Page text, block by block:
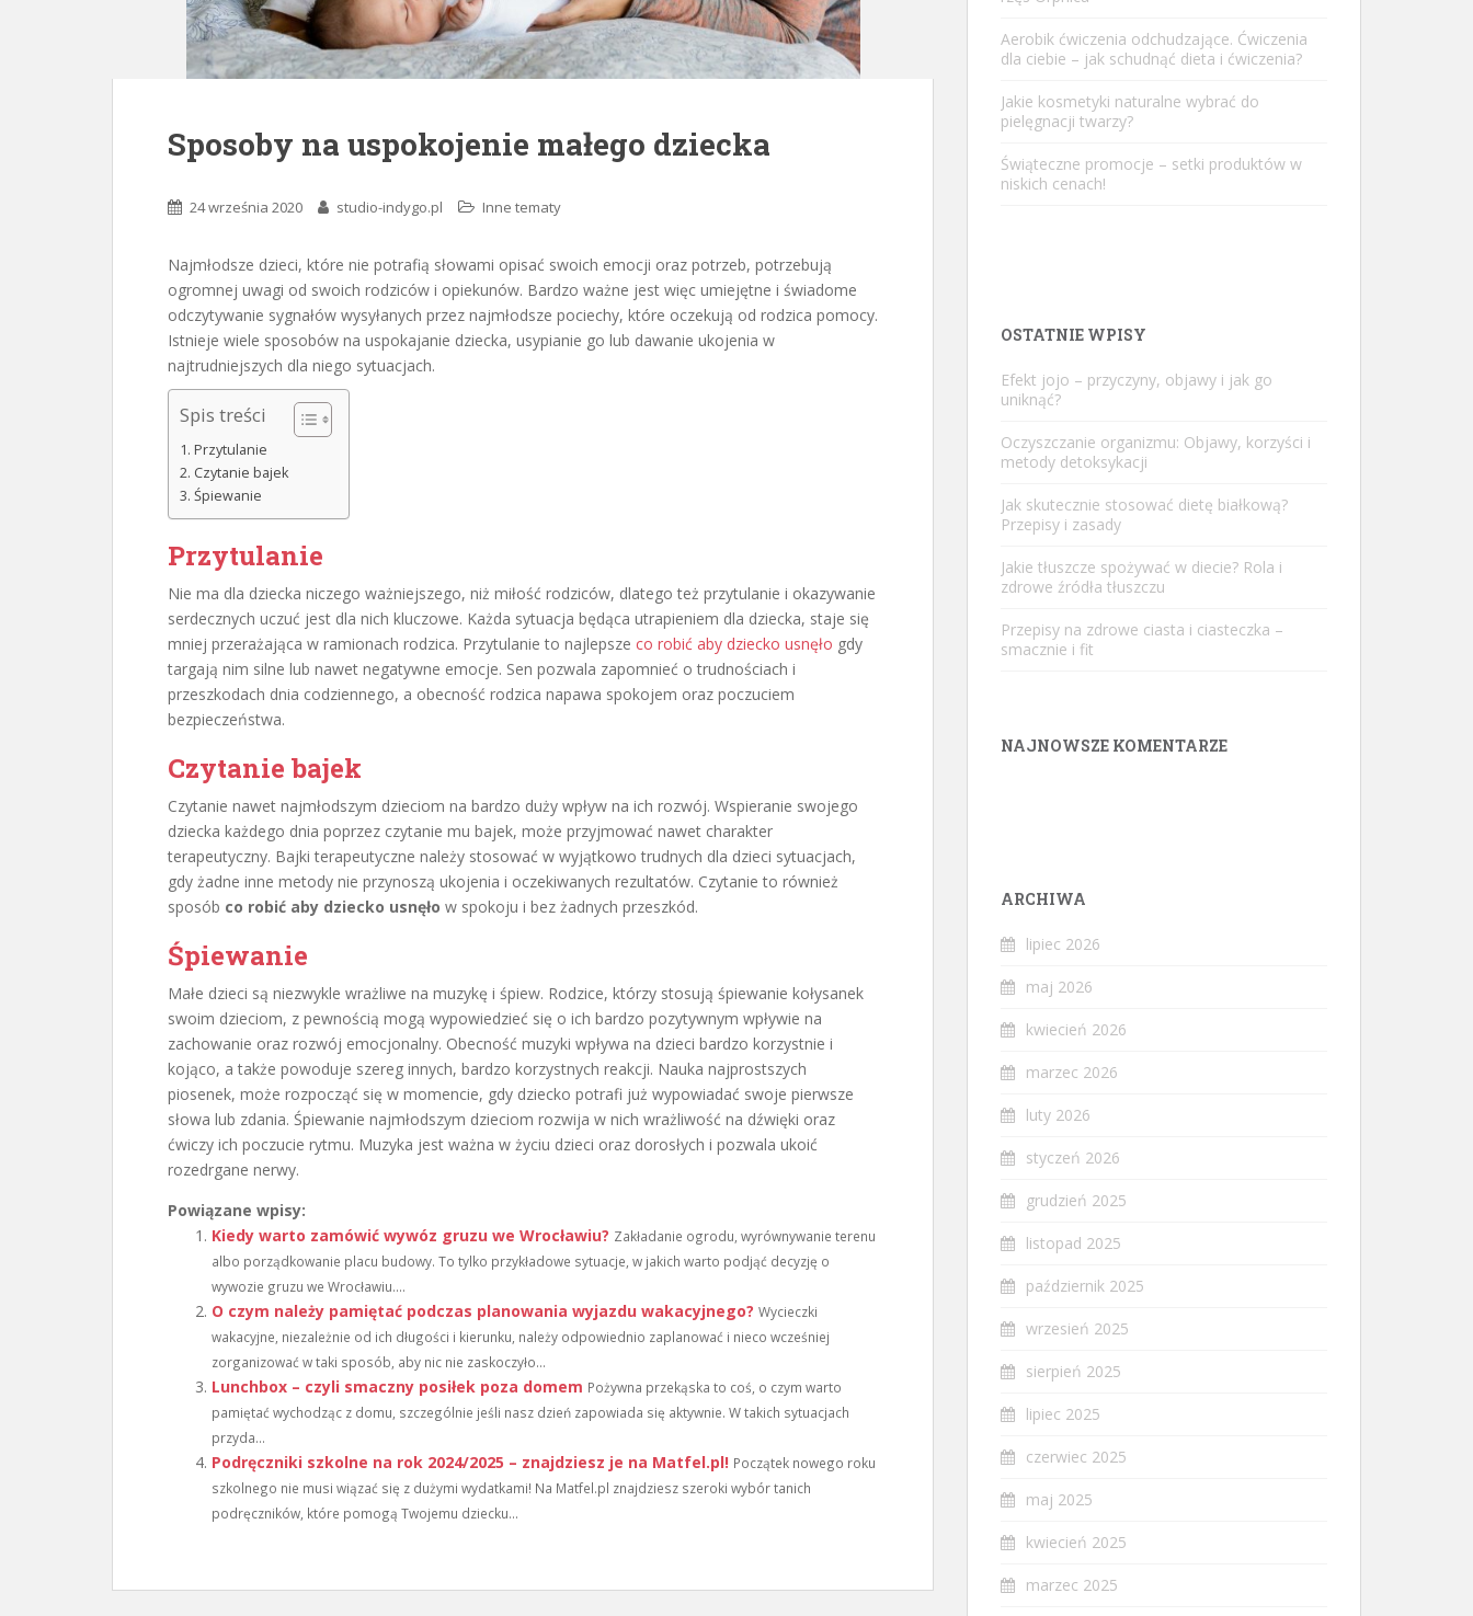
Sposoby na uspokojenie małego dziecka
24 września 2020 studio-indygo.pl Inne tematy
Najmłodsze dzieci, które nie potrafią słowami opisać swoich emocji oraz potrzeb, potrzebują
ogromnej uwagi od swoich rodziców i opiekunów. Bardzo ważne jest więc umiejętne i świadome
odczytywanie sygnałów wysyłanych przez najmłodsze pociechy, które oczekują od rodzica pomocy.
Istnieje wiele sposobów na uspokajanie dziecka, usypianie go lub dawanie ukojenia w
najtrudniejszych dla niego sytuacjach.
Spis treści
Przytulanie
Czytanie bajek
Śpiewanie
Przytulanie
Nie ma dla dziecka niczego ważniejszego, niż miłość rodziców, dlatego też przytulanie i okazywanie
serdecznych uczuć jest dla nich kluczowe. Każda sytuacja będąca utrapieniem dla dziecka, staje się
mniej przerażająca w ramionach rodzica. Przytulanie to najlepsze co robić aby dziecko usnęło gdy
targają nim silne lub nawet negatywne emocje. Sen pozwala zapomnieć o trudnościach i
przeszkodach dnia codziennego, a obecność rodzica napawa spokojem oraz poczuciem
bezpieczeństwa.
Czytanie bajek
Czytanie nawet najmłodszym dzieciom na bardzo duży wpływ na ich rozwój. Wspieranie swojego
dziecka każdego dnia poprzez czytanie mu bajek, może przyjmować nawet charakter
terapeutyczny. Bajki terapeutyczne należy stosować w wyjątkowo trudnych dla dzieci sytuacjach,
gdy żadne inne metody nie przynoszą ukojenia i oczekiwanych rezultatów. Czytanie to również
sposób co robić aby dziecko usnęło w spokoju i bez żadnych przeszkód.
Śpiewanie
Małe dzieci są niezwykle wrażliwe na muzykę i śpiew. Rodzice, którzy stosują śpiewanie kołysanek
swoim dzieciom, z pewnością mogą wypowiedzieć się o ich bardzo pozytywnym wpływie na
zachowanie oraz rozwój emocjonalny. Obecność muzyki wpływa na dzieci bardzo korzystnie i
kojąco, a także powoduje szereg innych, bardzo korzystnych reakcji. Nauka najprostszych
piosenek, może rozpocząć się w momencie, gdy dziecko potrafi już wypowiadać swoje pierwsze
słowa lub zdania. Śpiewanie najmłodszym dzieciom rozwija w nich wrażliwość na dźwięki oraz
ćwiczy ich poczucie rytmu. Muzyka jest ważna w życiu dzieci oraz dorosłych i pozwala ukoić
rozedrgane nerwy.
Powiązane wpisy:
Kiedy warto zamówić wywóz gruzu we Wrocławiu? Zakładanie ogrodu, wyrównywanie terenu
albo porządkowanie placu budowy. To tylko przykładowe sytuacje, w jakich warto podjąć decyzję o
wywozie gruzu we Wrocławiu....
O czym należy pamiętać podczas planowania wyjazdu wakacyjnego? Wycieczki
wakacyjne, niezależnie od ich długości i kierunku, należy odpowiednio zaplanować i nieco wcześniej
zorganizować w taki sposób, aby nic nie zaskoczyło...
Lunchbox – czyli smaczny posiłek poza domem Pożywna przekąska to coś, o czym warto
pamiętać wychodząc z domu, szczególnie jeśli nasz dzień zapowiada się aktywnie. W takich sytuacjach
przyda...
Podręczniki szkolne na rok 2024/2025 – znajdziesz je na Matfel.pl! Początek nowego roku
szkolnego nie musi wiązać się z dużymi wydatkami! Na Matfel.pl znajdziesz szeroki wybór tanich
podręczników, które pomogą Twojemu dziecku...
Aerobik ćwiczenia odchudzające. Ćwiczenia
dla ciebie – jak schudnąć dieta i ćwiczenia?
Jakie kosmetyki naturalne wybrać do
pielęgnacji twarzy?
Świąteczne promocje – setki produktów w
niskich cenach!
OSTATNIE WPISY
Efekt jojo – przyczyny, objawy i jak go
uniknąć?
Oczyszczanie organizmu: Objawy, korzyści i
metody detoksykacji
Jak skutecznie stosować dietę białkową?
Przepisy i zasady
Jakie tłuszcze spożywać w diecie? Rola i
zdrowe źródła tłuszczu
Przepisy na zdrowe ciasta i ciasteczka –
smacznie i fit
NAJNOWSZE KOMENTARZE
ARCHIWA
lipiec 2026
maj 2026
kwiecień 2026
marzec 2026
luty 2026
styczeń 2026
grudzień 2025
listopad 2025
październik 2025
wrzesień 2025
sierpień 2025
lipiec 2025
czerwiec 2025
maj 2025
kwiecień 2025
marzec 2025